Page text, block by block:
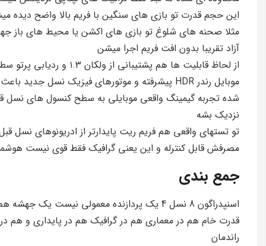
این حجم قدرت تو بازی های سنگین با فریم بالا واضح دیده
مثلا صحنه های شلوغ تو بازی های اکشن یا محیط های باز
آزاد تقریبا بدون افت فریم اجرا میشن
از لحاظ قابلیت ها هم پشتیبانی از ولکان ۱.۳ و ردیابی
موبایل رندر HDR پیشرفته و موتورهای فیزیک نسل جدید باعث
شده تجربه گیمینگ واقعی موبایلی به سطح کنسول های نسل
نزدیک بشه
تو تستهای واقعی هم فریم ریت پایدارتر از ادریونوهای نسل
مصرفش قابل کنترله و این یعنی گرافیک فقط قوی نیست
جمع بندی
اسنپدراگون 8 نسل 4 یک پردازنده معمولی نیست یک جهشه
قدرت خام هم در معماری هم در گرافیک هم در پایداری و هم در
راندمان